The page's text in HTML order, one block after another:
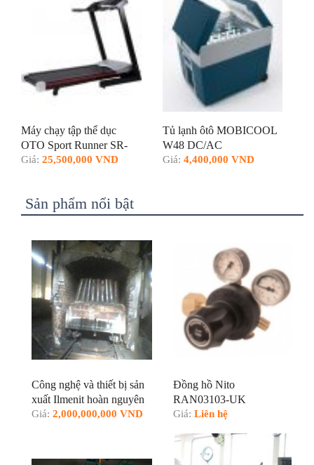
Máy chạy tập thể dục
OTO Sport Runner SR-
1200
Giá: 25,500,000 VND
Tủ lạnh ôtô MOBICOOL
W48 DC/AC
Giá: 4,400,000 VND
Sản phẩm nổi bật
Công nghệ và thiết bị sản
xuất Ilmenit hoàn nguyên
bằng bao nung một lần sử
Giá: 2,000,000,000 VND
Đồng hồ Nito
RAN03103-UK
Giá: Liên hệ